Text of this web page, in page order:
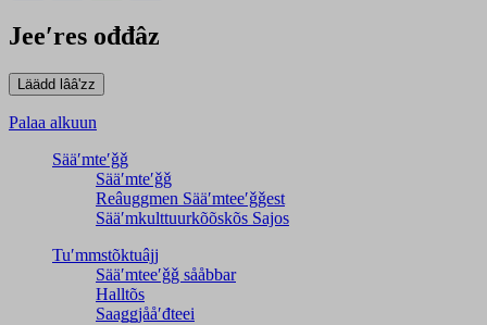
Jeeʹres ođđâz
Palaa alkuun
Sääʹmteʹǧǧ
Sääʹmteʹǧǧ
Reâuggmen Sääʹmteeʹǧǧest
Sääʹmkulttuurkõõskõs Sajos
Tuʹmmstõktuâjj
Sääʹmteeʹǧǧ sååbbar
Halltõs
Saaǥǥjååʹđteei